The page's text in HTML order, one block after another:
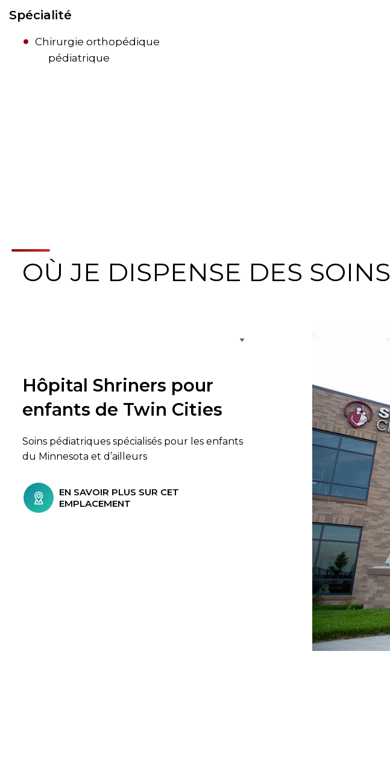
Spécialité
Chirurgie orthopédique
pédiatrique
OÙ JE DISPENSE DES SOINS
Hôpital Shriners pour
enfants de Twin Cities
Soins pédiatriques spécialisés pour les enfants
du Minnesota et d’ailleurs
EN SAVOIR PLUS SUR CET
EMPLACEMENT